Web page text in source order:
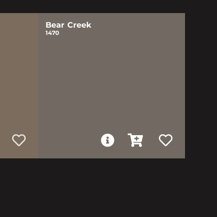
Bear Creek
1470